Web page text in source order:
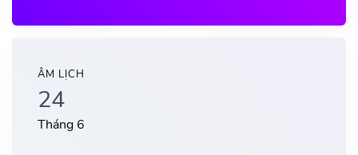
ÂM LỊCH
24
Tháng 6